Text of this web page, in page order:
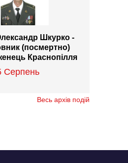
Шкурко -
(посмертно)
Краснопілля
Серпень
Весь архів подій